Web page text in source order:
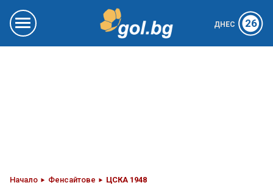
ДНЕС 26
Начало Фенсайтове ЦСКА 1948